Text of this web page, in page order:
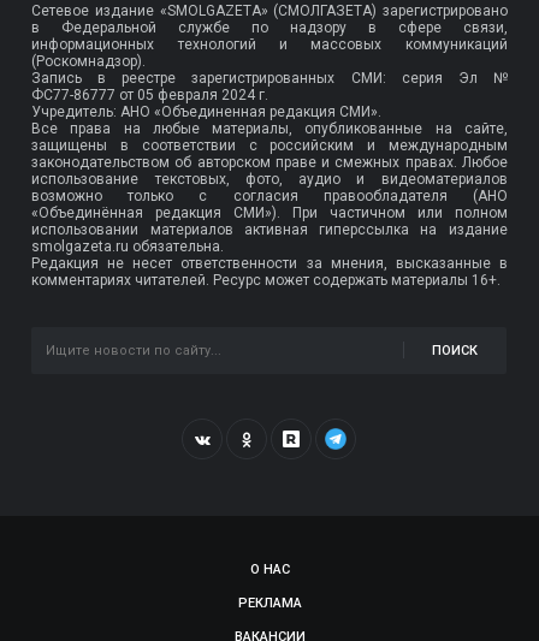
Сетевое издание «SMOLGAZETA» (СМОЛГАЗЕТА) зарегистрировано
в Федеральной службе по надзору в сфере связи,
информационных технологий и массовых коммуникаций
(Роскомнадзор).
Запись в реестре зарегистрированных СМИ: серия Эл №
ФС77-86777 от 05 февраля 2024 г.
Учредитель: АНО «Объединенная редакция СМИ».
Все права на любые материалы, опубликованные на сайте,
защищены в соответствии с российским и международным
законодательством об авторском праве и смежных правах. Любое
использование текстовых, фото, аудио и видеоматериалов
возможно только с согласия правообладателя (АНО
«Объединённая редакция СМИ»). При частичном или полном
использовании материалов активная гиперссылка на издание
smolgazeta.ru обязательна.
Редакция не несет ответственности за мнения, высказанные в
комментариях читателей. Ресурс может содержать материалы 16+.
ПОИСК
О НАС
РЕКЛАМА
ВАКАНСИИ